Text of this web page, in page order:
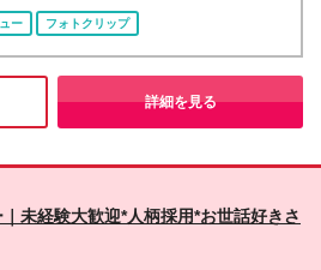
※年齢・スキル・経験を考慮の上、スター
エリア≫ 【東京】 六本
浅草橋、茅場町、虎ノ門、日本橋 【神奈
【愛知】 名古屋、上前津、伏見、久屋大
阪】 梅田、淀屋橋・肥後橋、福島、江坂
多、祇園、東比恵、中洲川端、天神、赤
ます 勤務地は取引先オフィスですが、当
社の規定が適用されます。 そのため、長
して働くことができる制度です。 ※(変更
ー フォトクリップ
詳細を見る
未経験大歓迎*人柄採用*お世話好きさ